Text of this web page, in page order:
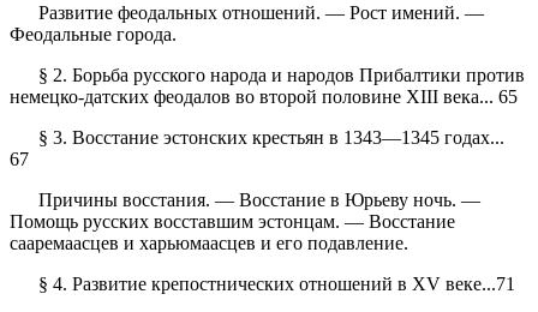
Развитие феодальных отношений. — Рост имений. —
Феодальные города.
§ 2. Борьба русского народа и народов Прибалтики против
немецко-датских феодалов во второй половине XIII века... 65
§ 3. Восстание эстонских крестьян в 1343—1345 годах...
67
Причины восстания. — Восстание в Юрьеву ночь. —
Помощь русских восставшим эстонцам. — Восстание
сааремаасцев и харьюмаасцев и его подавление.
§ 4. Развитие крепостнических отношений в XV веке...71